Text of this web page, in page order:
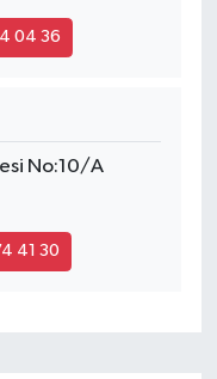
04 36
No:10/A
41 30